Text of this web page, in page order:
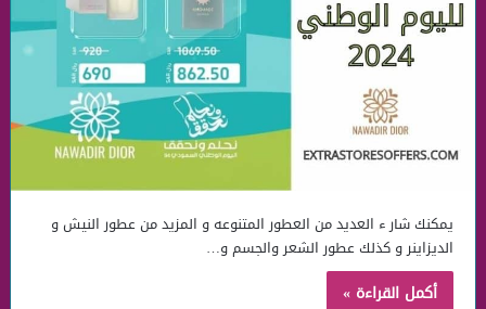
يمكنك شار ء العديد من العطور المتنوعه و المزيد من عطور النيش و
الديزاينر و كذلك عطور الشعر والجسم و…
أكمل القراءة »